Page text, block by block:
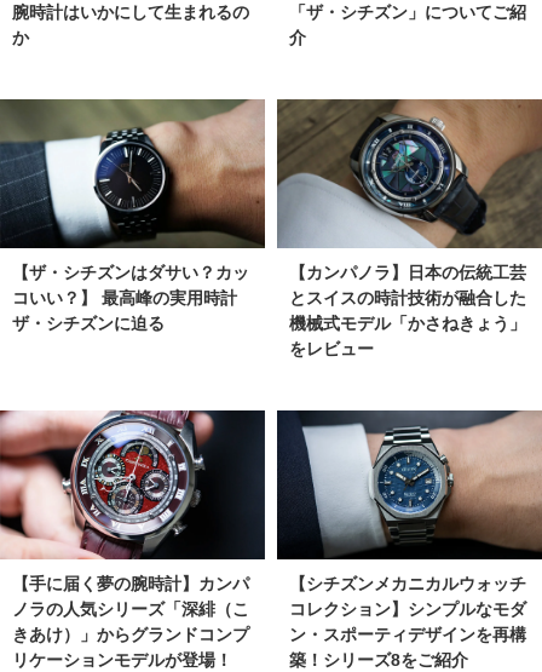
腕時計はいかにして生まれるの
か
「ザ・シチズン」についてご紹
介
【ザ・シチズンはダサい？カッ
コいい？】 最高峰の実用時計
ザ・シチズンに迫る
【カンパノラ】日本の伝統工芸
とスイスの時計技術が融合した
機械式モデル「かさねきょう」
をレビュー
【手に届く夢の腕時計】カンパ
ノラの人気シリーズ「深緋（こ
きあけ）」からグランドコンプ
リケーションモデルが登場！
【シチズンメカニカルウォッチ
コレクション】シンプルなモダ
ン・スポーティデザインを再構
築！シリーズ8をご紹介